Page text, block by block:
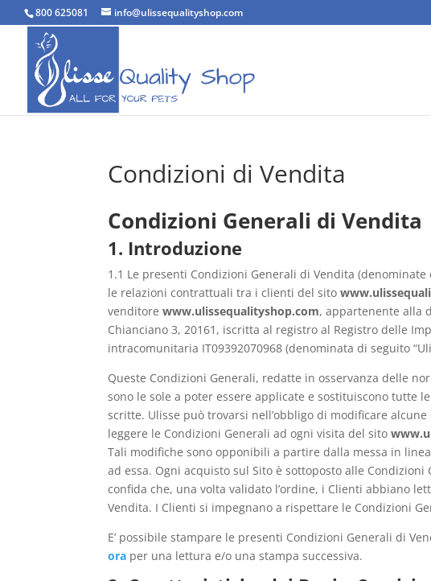
800 625081 info@ulissequalityshop.com
Condizioni di Vendita
Condizioni Generali di Vendita
1. Introduzione
1.1 Le presenti Condizioni Generali di Vendita
le relazioni contrattuali tra i clienti del sito
venditorewww.ulissequalityshop.com, appartenente alla
Chianciano 3, 20161, iscritta al registro al Registro delle
intracomunitaria IT09392070968 (denominata di seguito
Queste Condizioni Generali, redatte in osservanza delle
sono le sole a poter essere applicate e sostituiscono tutte
scritte. Ulisse può trovarsi nell’obbligo di modificare
leggere le Condizioni Generali ad ogni visita del sito
Tali modifiche sono opponibili a partire dalla messa in
ad essa. Ogni acquisto sul Sito è sottoposto alle
confida che, una volta validato l’ordine, i Clienti abbiano
Vendita. I Clienti si impegnano a rispettare le Condizioni
E’ possibile stampare le presenti Condizioni Generali di
ora per una lettura e/o una stampa successiva.